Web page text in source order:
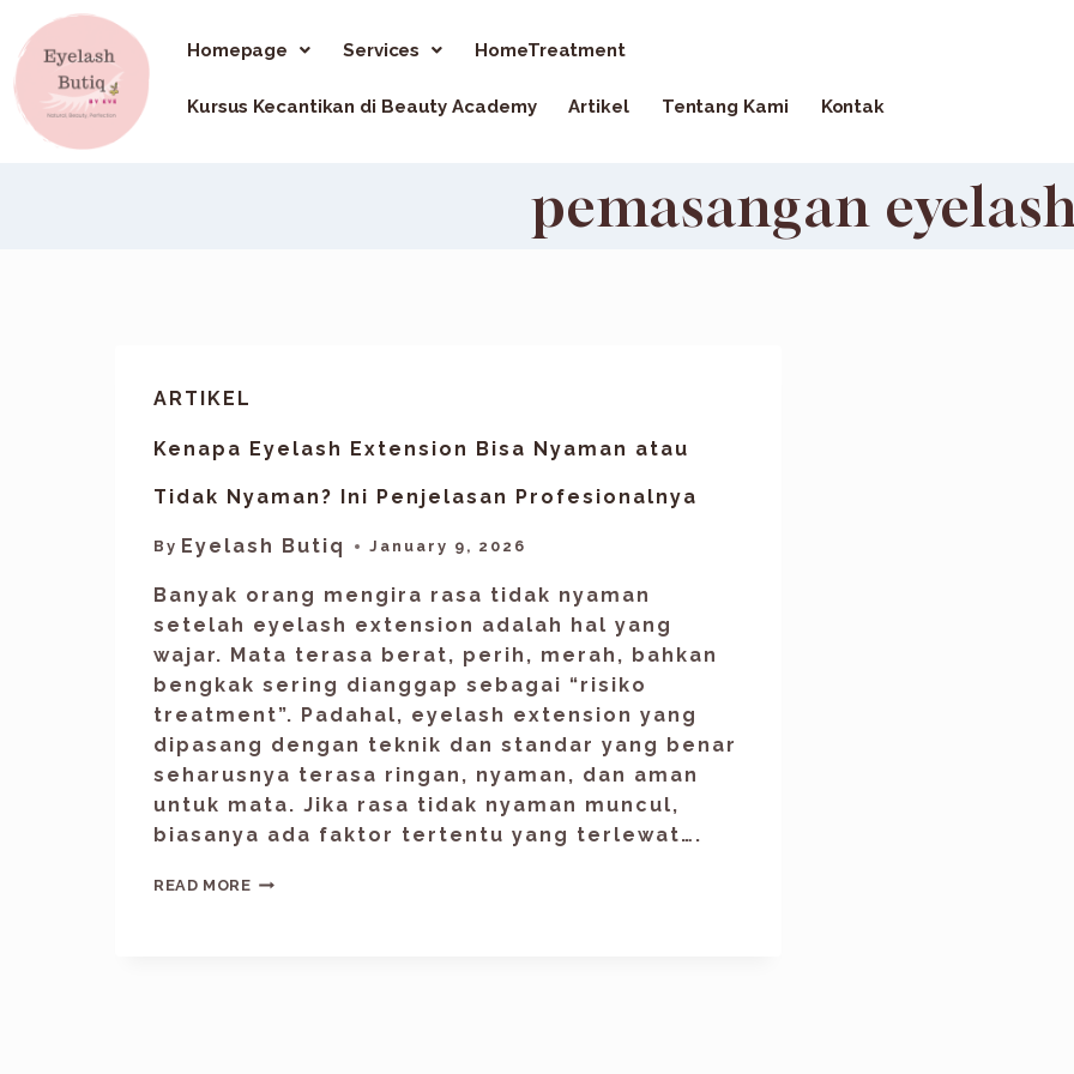
Homepage Services HomeTreatment
Kursus Kecantikan di Beauty Academy Artikel Tentang Kami Kontak
pemasangan
ARTIKEL
Kenapa Eyelash Extension Bisa Nyaman atau
Tidak Nyaman? Ini Penjelasan Profesionalnya
By Eyelash Butiq January 9, 2026
Banyak orang mengira rasa tidak nyaman
setelah eyelash extension adalah hal yang
wajar. Mata terasa berat, perih, merah, bahkan
bengkak sering dianggap sebagai “risiko
treatment”. Padahal, eyelash extension yang
dipasang dengan teknik dan standar yang benar
seharusnya terasa ringan, nyaman, dan aman
untuk mata. Jika rasa tidak nyaman muncul,
biasanya ada faktor tertentu yang terlewat….
READ MORE